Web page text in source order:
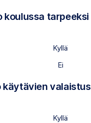
koulussa
Kyllä
Ei
käytävien
Kyllä